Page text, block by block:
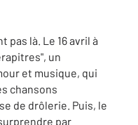
pas là. Le 16 avril à
un
et musique, qui
chansons
de drôlerie. Puis, le
par